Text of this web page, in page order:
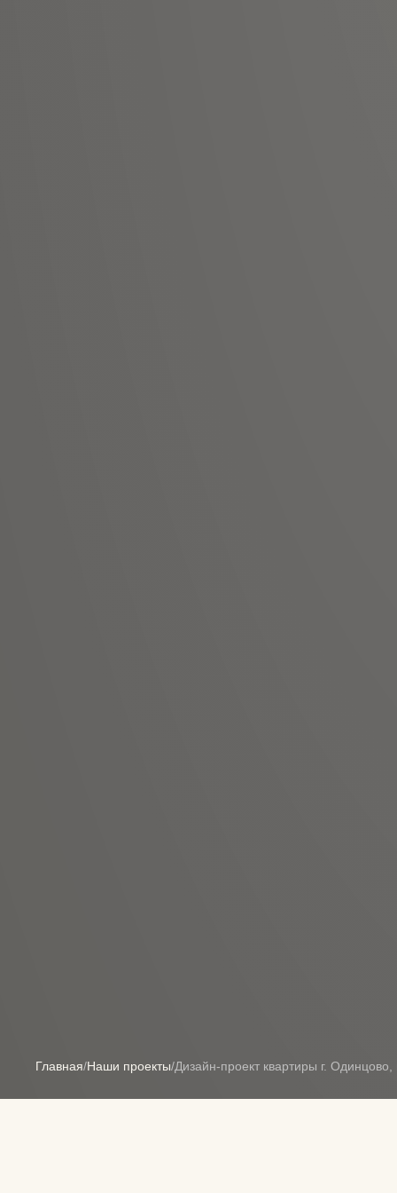
Главная/Наши проекты/Дизайн-проект квартиры г.